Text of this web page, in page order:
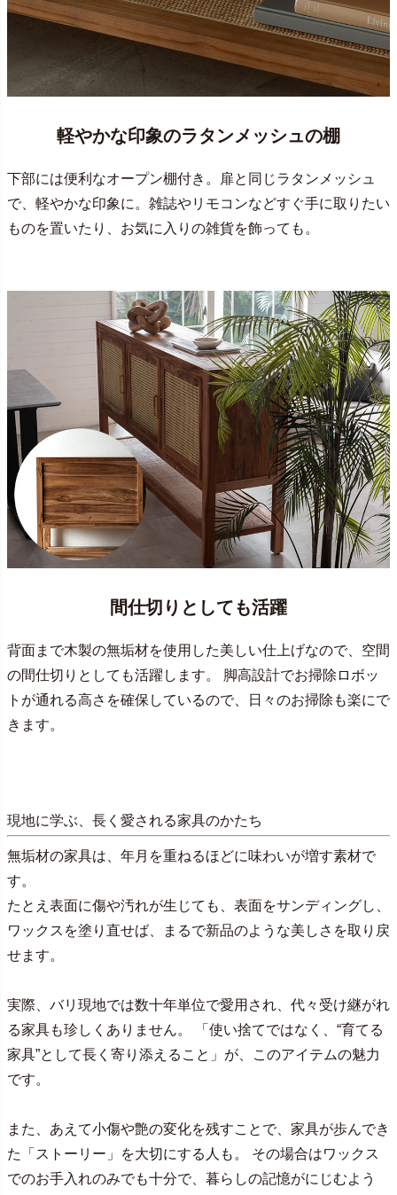
軽やかな印象のラタンメッシュの棚
下部には便利なオープン棚付き。扉と同じラタンメッシュ
で、軽やかな印象に。雑誌やリモコンなどすぐ手に取りたい
ものを置いたり、お気に入りの雑貨を飾っても。
間仕切りとしても活躍
背面まで木製の無垢材を使用した美しい仕上げなので、空間
の間仕切りとしても活躍します。 脚高設計でお掃除ロボッ
トが通れる高さを確保しているので、日々のお掃除も楽にで
きます。
現地に学ぶ、長く愛される家具のかたち
無垢材の家具は、年月を重ねるほどに味わいが増す素材で
す。
たとえ表面に傷や汚れが生じても、表面をサンディングし、
ワックスを塗り直せば、まるで新品のような美しさを取り戻
せます。
実際、バリ現地では数十年単位で愛用され、代々受け継がれ
る家具も珍しくありません。 「使い捨てではなく、“育てる
家具”として長く寄り添えること」が、このアイテムの魅力
です。
また、あえて小傷や艶の変化を残すことで、家具が歩んでき
た「ストーリー」を大切にする人も。 その場合はワックス
でのお手入れのみでも十分で、暮らしの記憶がにじむよう